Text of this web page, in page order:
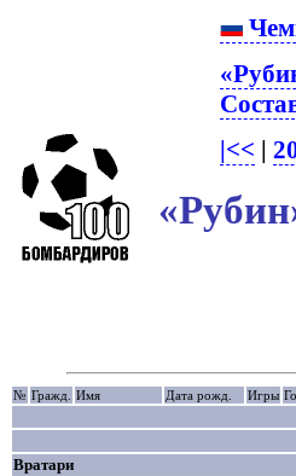
|<< |
№ Гражд. Имя Дата рожд. Игры
Вратари